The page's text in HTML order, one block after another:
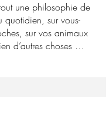
une philosophie de
sur vous-
sur vos animaux
d’autres choses …